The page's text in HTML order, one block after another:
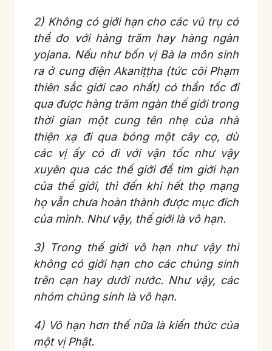
2) Không có giới hạn cho các vũ trụ có
thể đo với hàng trăm hay hàng ngàn
yojana. Nếu như bốn vị Bà la môn sinh
ra ở cung điện Akaniṭṭha (tức cõi Phạm
thiên sắc giới cao nhất) có thần tốc đi
qua được hàng trăm ngàn thế giới trong
thời gian một cung tên nhẹ của nhà
thiện xạ đi qua bóng một cây cọ, dù
các vị ấy có đi với vận tốc như vậy
xuyên qua các thế giới để tìm giới hạn
của thế giới, thì đến khi hết thọ mạng
họ vẫn chưa hoàn thành được mục đích
của mình. Như vậy, thế giới là vô hạn.
3) Trong thế giới vô hạn như vậy thì
không có giới hạn cho các chúng sinh
trên cạn hay dưới nước. Như vậy, các
nhóm chúng sinh là vô hạn.
4) Vô hạn hơn thế nữa là kiến thức của
một vị Phật.